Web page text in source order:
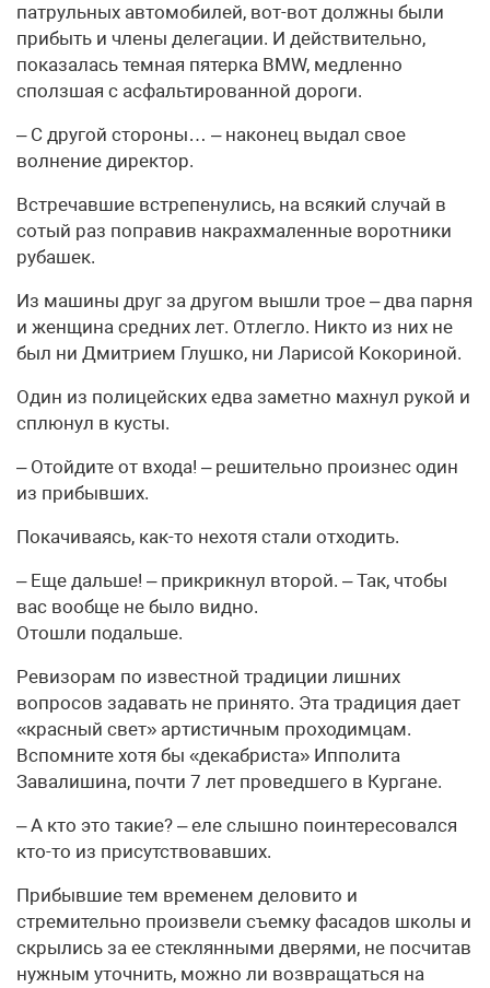
патрульных автомобилей, вот-вот должны были
прибыть и члены делегации. И действительно,
показалась темная пятерка BMW, медленно
сползшая с асфальтированной дороги.
– С другой стороны… – наконец выдал свое
волнение директор.
Встречавшие встрепенулись, на всякий случай в
сотый раз поправив накрахмаленные воротники
рубашек.
Из машины друг за другом вышли трое – два парня
и женщина средних лет. Отлегло. Никто из них не
был ни Дмитрием Глушко, ни Ларисой Кокориной.
Один из полицейских едва заметно махнул рукой и
сплюнул в кусты.
– Отойдите от входа! – решительно произнес один
из прибывших.
Покачиваясь, как-то нехотя стали отходить.
– Еще дальше! – прикрикнул второй. – Так, чтобы
вас вообще не было видно.
Отошли подальше.
Ревизорам по известной традиции лишних
вопросов задавать не принято. Эта традиция дает
«красный свет» артистичным проходимцам.
Вспомните хотя бы «декабриста» Ипполита
Завалишина, почти 7 лет проведшего в Кургане.
– А кто это такие? – еле слышно поинтересовался
кто-то из присутствовавших.
Прибывшие тем временем деловито и
стремительно произвели съемку фасадов школы и
скрылись за ее стеклянными дверями, не посчитав
нужным уточнить, можно ли возвращаться на